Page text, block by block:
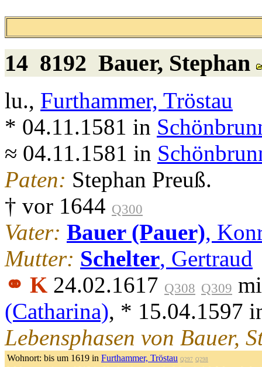
14 8192 Bauer, Stephan
lu., Furthammer, Tröstau
* 04.11.1581 in
≈ 04.11.1581 in
Paten: Stephan Preuß.
† vor 1644 Q300
Vater: Bauer (Pauer),
Mutter: Schelter, Gertraud
⚭ K 24.02.1617 Q308 Q309
(Catharina), * 15.04.1597
Lebensphasen von Bauer,
Wohnort: bis um 1619 in Furthammer, Tröstau Q297 Q298